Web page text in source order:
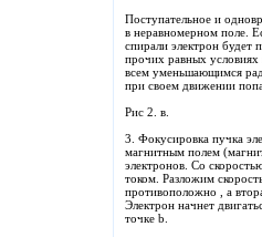
Поступательное и
в неравномерном поле.
спирали электрон будет
прочих равных условиях
всем уменьшающимся
при своем движении
Рис 2. в.
3. Фокусировка пучка
магнитным полем
электронов. Со
током. Разложим
противоположно , а
Электрон начнет
точке b.